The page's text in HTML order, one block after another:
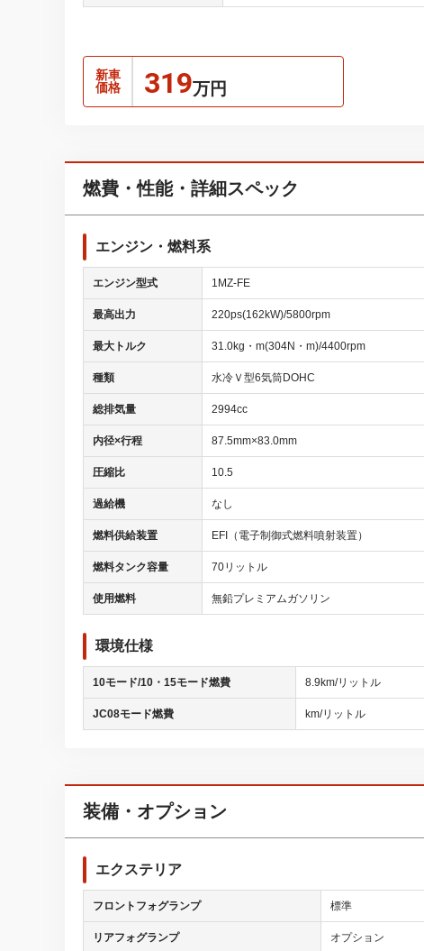
新車
価格
319万円
燃費・性能・詳細スペック
エンジン・燃料系
エンジン型式 1MZ-FE
最高出力 220ps(162kW)/5800rpm
最大トルク 31.0kg・m(304N・m)/4400rpm
種類 水冷Ｖ型6気筒DOHC
総排気量 2994cc
内径×行程 87.5mm×83.0mm
圧縮比 10.5
過給機 なし
燃料供給装置 EFI（電子制御式燃料噴射装置）
燃料タンク容量 70リットル
使用燃料 無鉛プレミアムガソリン
環境仕様
10モード/10・15モード燃費 8.9km/リットル
JC08モード燃費 km/リットル
装備・オプション
エクステリア
フロントフォグランプ 標準
リアフォグランプ オプション